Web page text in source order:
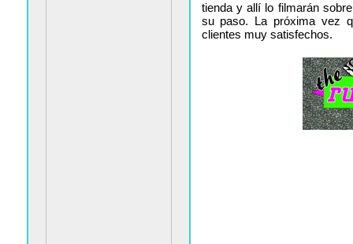
tienda y allí lo filmarán
su paso. La próxima vez
clientes muy satisfechos.